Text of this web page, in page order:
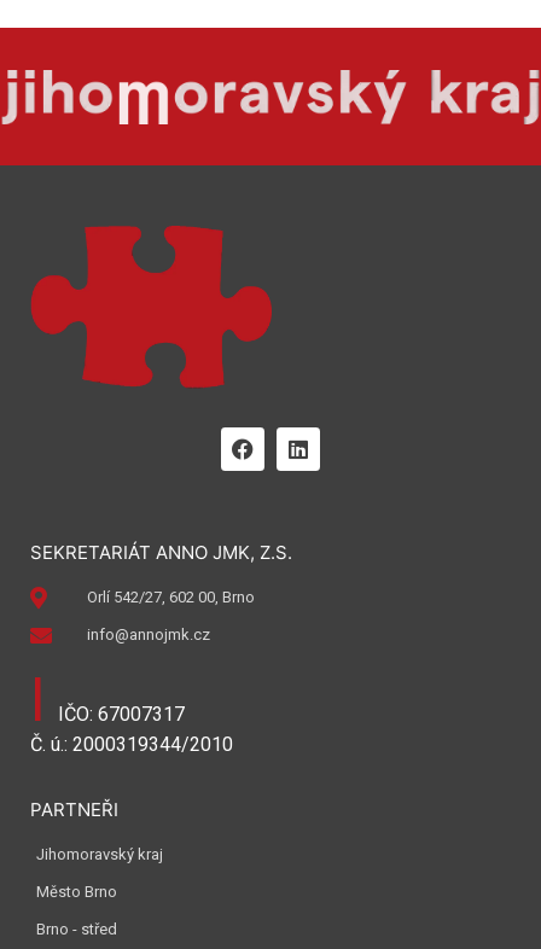
SEKRETARIÁT ANNO JMK, Z.S.
Orlí 542/27, 602 00, Brno
info@annojmk.cz
I
IČO: 67007317
Č. ú.: 2000319344/2010
PARTNEŘI
Jihomoravský kraj
Město Brno
Brno - střed